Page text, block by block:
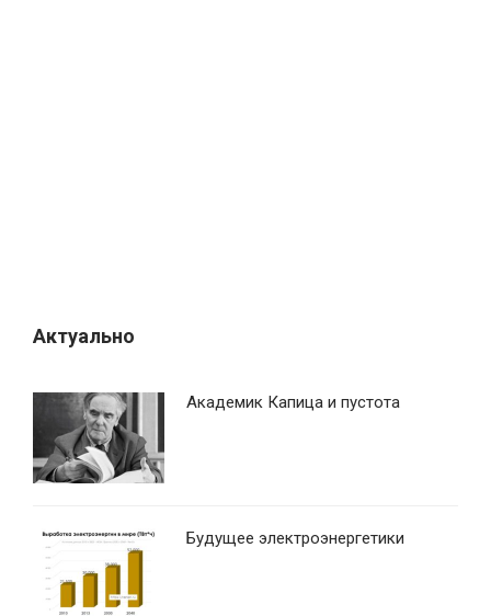
м
Актуально
Академик Капица и пустота
Будущее электроэнергетики